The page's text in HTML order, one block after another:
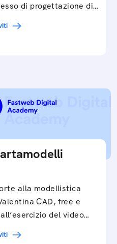
di progettazione di
alla modellistica
CAD, free e
del video…